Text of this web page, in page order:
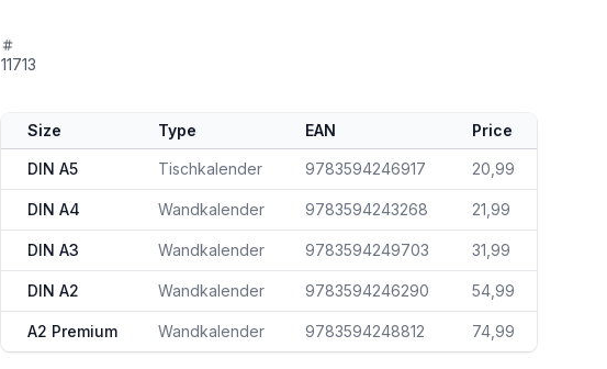
11713
Size Type EAN Price
DIN A5 Tischkalender 9783594246917 20,99
DIN A4 Wandkalender 9783594243268 21,99
DIN A3 Wandkalender 9783594249703 31,99
DIN A2 Wandkalender 9783594246290 54,99
A2 Premium Wandkalender 9783594248812 74,99